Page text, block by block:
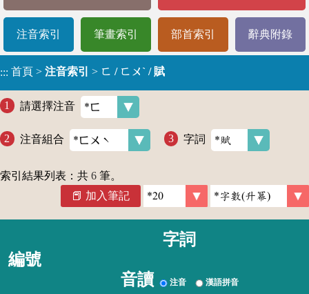
注音索引 筆畫索引 部首索引 辭典附錄
::: 首頁 > 注音索引 > ㄈ / ㄈㄨˋ / 賦
請選擇注音
注音組合 字詞
索引結果列表：共 6 筆。
加入筆記
編號
字詞
音讀 注音 漢語拼音